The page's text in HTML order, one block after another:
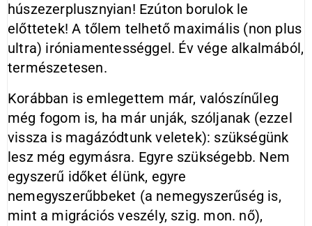
húszezerplusznyian! Ezúton borulok le
előttetek! A tőlem telhető maximális (non plus
ultra) iróniamentességgel. Év vége alkalmából,
természetesen.
Korábban is emlegettem már, valószínűleg
még fogom is, ha már unják, szóljanak (ezzel
vissza is magázódtunk veletek): szükségünk
lesz még egymásra. Egyre szükségebb. Nem
egyszerű időket élünk, egyre
nemegyszerűbbeket (a nemegyszerűség is,
mint a migrációs veszély, szig. mon. nő),